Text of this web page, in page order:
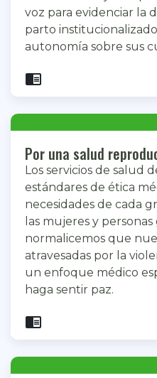
voz para evidenciar la
parto
autonomía sobre sus
chrome_reader_mode
Por una salud
Los servicios de salud
estándares de ética
necesidades de cada
las mujeres y
normalicemos que
atravesadas por la
un enfoque médico
haga sentir paz.
chrome_reader_mode